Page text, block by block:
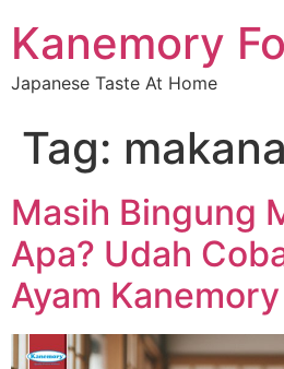
Kanemory
Japanese Taste At Home
Tag:
Masih Bingung
Apa? Udah
Ayam